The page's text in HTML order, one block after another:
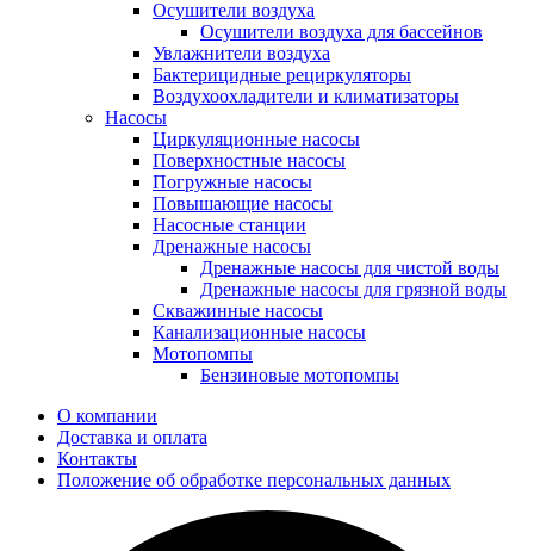
Осушители воздуха
Осушители воздуха для бассейнов
Увлажнители воздуха
Бактерицидные рециркуляторы
Воздухоохладители и климатизаторы
Насосы
Циркуляционные насосы
Поверхностные насосы
Погружные насосы
Повышающие насосы
Насосные станции
Дренажные насосы
Дренажные насосы для чистой воды
Дренажные насосы для грязной воды
Скважинные насосы
Канализационные насосы
Мотопомпы
Бензиновые мотопомпы
О компании
Доставка и оплата
Контакты
Положение об обработке персональных данных